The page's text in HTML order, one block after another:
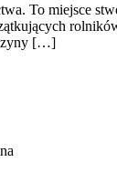
To miejsce
[…]